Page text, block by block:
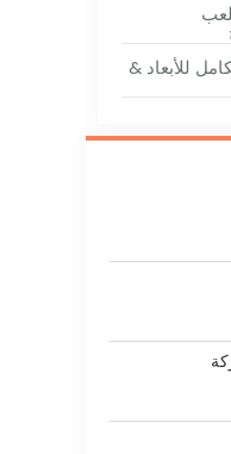
للأبعاد &